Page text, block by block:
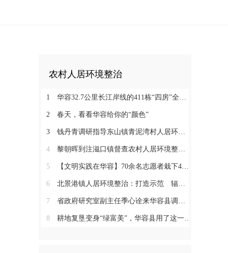
农村人居环境整治
1 华容32.7公里长江岸线的411栋“四房”全部被拆除
2 春天，看看华容给你的“颜色”
3 钱丹青调研指导东山镇青泥湾村人居环境整治工作
4 黎朝晖到注滋口镇督查农村人居环境整治工作
5 【文明实践在华容】70余名志愿者栽下400多株“希望之树”
6 北景港镇人居环境整治：打造示范 辐射带动 全域推进
7 省政府研究室副主任季心诠来华容县调研农村建房和宜居美丽乡村建设
8 耕地复垦变身“绿富美”，华容县用了这一招！